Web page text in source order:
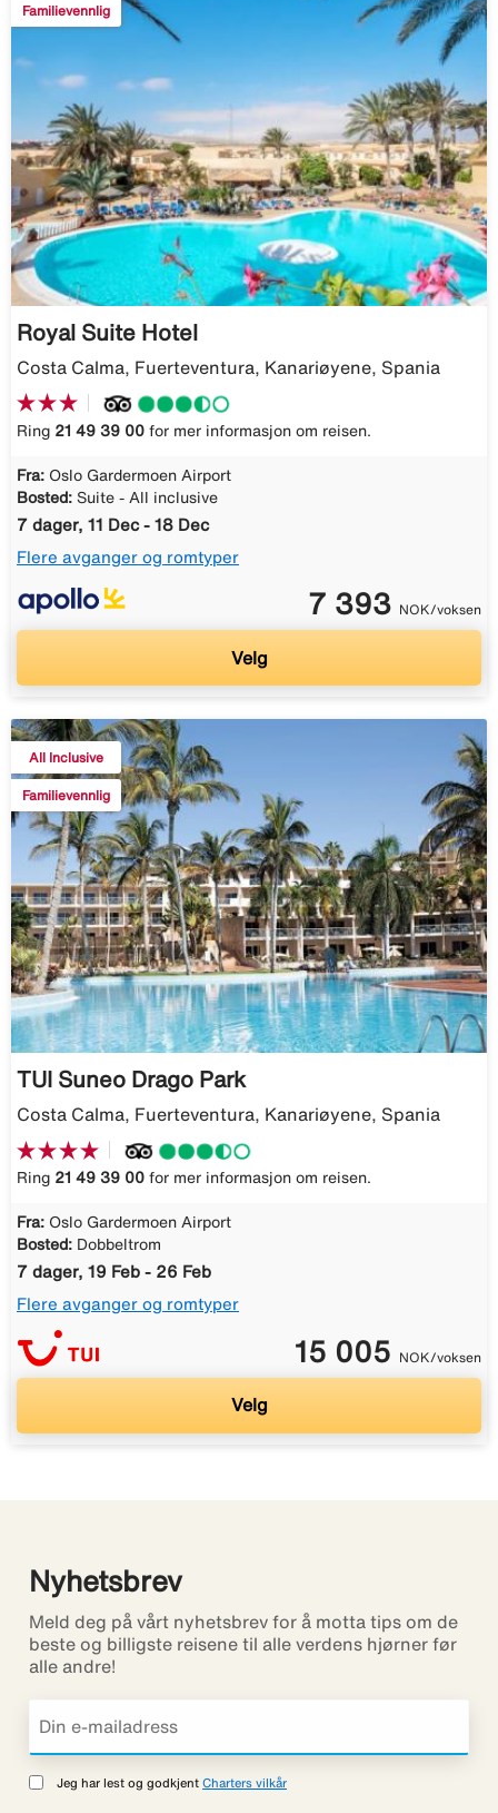
Familievennlig
Royal Suite Hotel
Costa Calma, Fuerteventura, Kanariøyene, Spania
Ring 21 49 39 00 for mer informasjon om reisen.
Fra: Oslo Gardermoen Airport
Bosted: Suite - All inclusive
7 dager, 11 Dec - 18 Dec
Flere avganger og romtyper
7 393 NOK/voksen
Velg
All Inclusive
Familievennlig
TUI Suneo Drago Park
Costa Calma, Fuerteventura, Kanariøyene, Spania
Ring 21 49 39 00 for mer informasjon om reisen.
Fra: Oslo Gardermoen Airport
Bosted: Dobbeltrom
7 dager, 19 Feb - 26 Feb
Flere avganger og romtyper
15 005 NOK/voksen
Velg
Nyhetsbrev
Meld deg på vårt nyhetsbrev for å motta tips om de
beste og billigste reisene til alle verdens hjørner før
alle andre!
Jeg har lest og godkjent Charters vilkår